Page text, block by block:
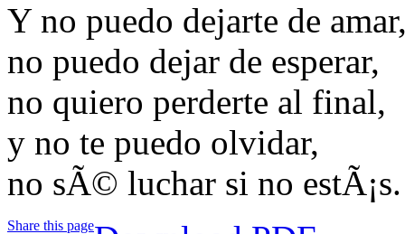
Y no puedo dejarte de
no puedo dejar de esperar,
no quiero perderte al final,
y no te puedo olvidar,
no sÃ© luchar si no estÃ¡s.
Share this page